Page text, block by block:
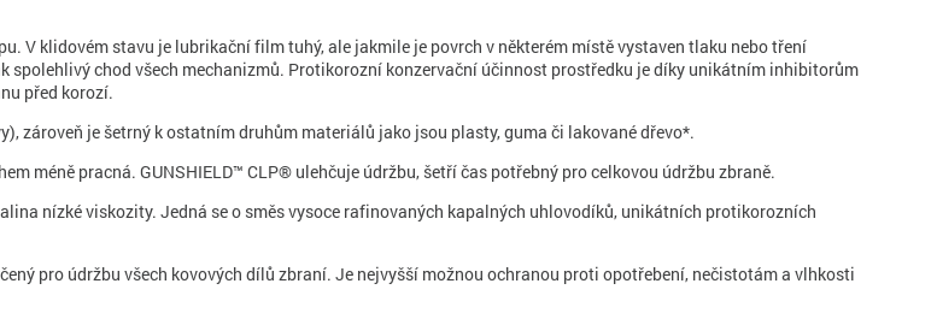
V klidovém stavu je lubrikační film tuhý, ale jakmile je povrch v některém místě vystaven tlaku nebo tření
chod všech mechanizmů. Protikorozní konzervační účinnost prostředku je díky unikátním inhibitorům
před korozí.
zároveň je šetrný k ostatním druhům materiálů jako jsou plasty, guma či lakované dřevo*.
méně pracná. GUNSHIELD™ CLP® ulehčuje údržbu, šetří čas potřebný pro celkovou údržbu zbraně.
nízké viskozity. Jedná se o směs vysoce rafinovaných kapalných uhlovodíků, unikátních protikorozních
pro údržbu všech kovových dílů zbraní. Je nejvyšší možnou ochranou proti opotřebení, nečistotám a vlhkosti